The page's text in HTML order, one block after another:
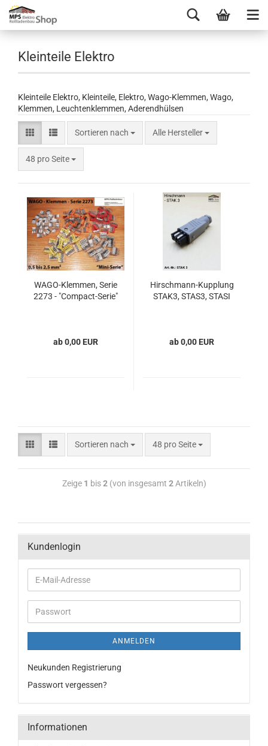
Kleinteile Elektro
Kleinteile Elektro, Kleinteile, Elektro, Wago-Klemmen, Wago,
Klemmen, Leuchtenklemmen, Aderendhülsen
Sortieren nach Alle Hersteller
48 pro Seite
WAGO-Klemmen, Serie
2273 - "Compact-Serie"
ab 0,00 EUR
Hirschmann-Kupplung
STAK3, STAS3, STASI
ab 0,00 EUR
Sortieren nach 48 pro Seite
Zeige 1 bis2(von insgesamt 2Artikeln)
Kundenlogin
ANMELDEN
Neukunden Registrierung
Passwort vergessen?
Informationen